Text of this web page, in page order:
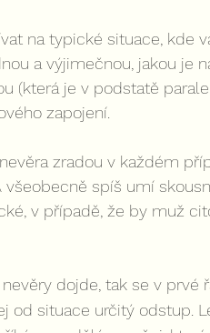
na typické situace, kde
a výjimečnou, jakou je
(která je v podstatě
zapojení.
zradou v každém
všeobecně spíš umí
v případě, že by muž
dojde, tak se v
od situace určitý odstup.